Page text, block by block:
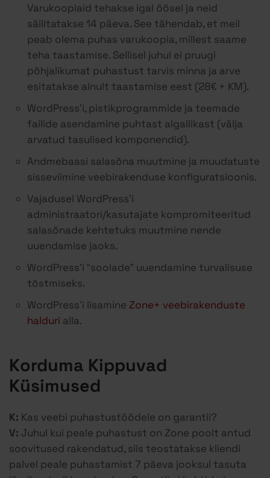
Varukoopiaid tehakse igal öösel ja neid
säilitatakse 14 päeva. See tähendab, et meil
peab olema puhas varukoopia, millest saame
teha taastamise. Sellisel juhul ei pruugi
põhjalikumat puhastust tarvis minna ja arve
esitatakse ainult taastamise eest (28€ + KM).
WordPress’i, pistikprogrammide ja teemade
failide asendamine puhtast algallikast (välja
arvatud tasulised komponendid).
Andmebaasi salasõna muutmine ja muudatuste
sisseviimine veebirakenduse konfiguratsioonis.
Vajadusel WordPress’i
administraatori/kasutajate kompromiteeritud
salasõnade kehtetuks muutmine nende
uuendamise jaoks.
WordPress’i “soolade” uuendamine turvalisuse
tõstmiseks.
WordPress’i lisamine Zone+ veebirakenduste
halduri alla.
Korduma Kippuvad
Küsimused
K: Kas veebi puhastustöödele on garantii?
V: Juhul kui peale puhastust on Zone poolt antud
soovitused rakendatud, siis teostatakse kliendi
palvel peale puhastamist 7 päeva jooksul tasuta